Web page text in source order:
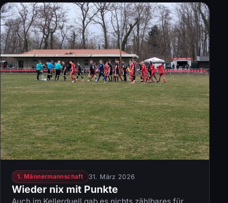
1. Männermannschaft 31. März 2026
Wieder nix mit Punkte
Auch im Kellerduell gab es nichts zählbares für